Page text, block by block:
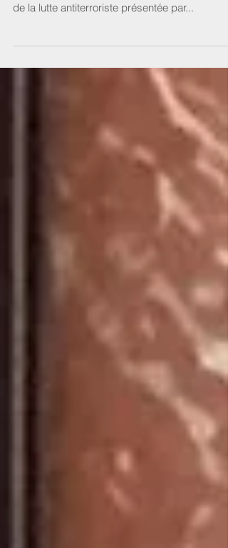
de la lutte antiterroriste présentée par...